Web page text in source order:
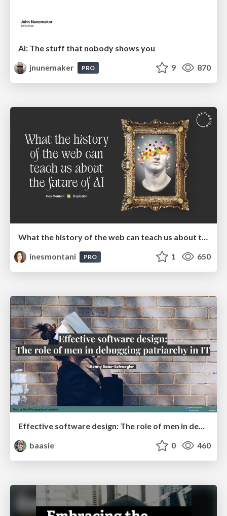
AI: The stuff that nobody shows you
jnunemaker
PRO 9 870
What the history of the web can teach us about the future of AI
inesmontani
PRO 1 650
Effective software design: The role of men in debugging patriarchy in IT @ Voxxed Days AMS
baasie
0 460